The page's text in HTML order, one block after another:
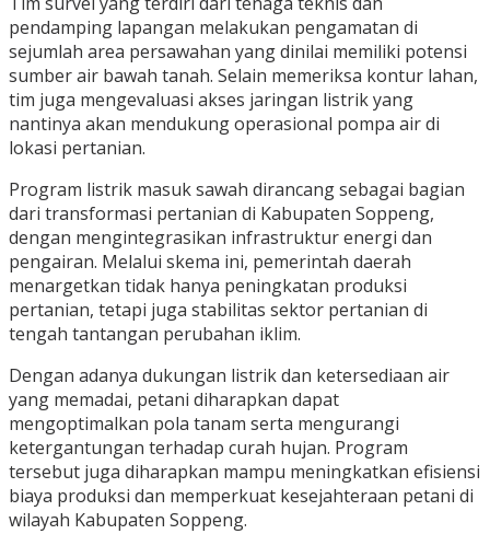
pendamping lapangan melakukan pengamatan di
sejumlah area persawahan yang dinilai memiliki potensi
sumber air bawah tanah. Selain memeriksa kontur lahan,
tim juga mengevaluasi akses jaringan listrik yang
nantinya akan mendukung operasional pompa air di
lokasi pertanian.
Program listrik masuk sawah dirancang sebagai bagian
dari transformasi pertanian di Kabupaten Soppeng,
dengan mengintegrasikan infrastruktur energi dan
pengairan. Melalui skema ini, pemerintah daerah
menargetkan tidak hanya peningkatan produksi
pertanian, tetapi juga stabilitas sektor pertanian di
tengah tantangan perubahan iklim.
Dengan adanya dukungan listrik dan ketersediaan air
yang memadai, petani diharapkan dapat
mengoptimalkan pola tanam serta mengurangi
ketergantungan terhadap curah hujan. Program
tersebut juga diharapkan mampu meningkatkan efisiensi
biaya produksi dan memperkuat kesejahteraan petani di
wilayah Kabupaten Soppeng.